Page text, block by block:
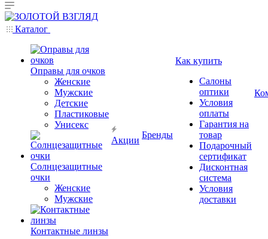
Каталог
Оправы для очков
Женские
Мужские
Детские
Пластиковые
Унисекс
Солнцезащитные
очки
Женские
Мужские
Контактные линзы
Акции
Бренды
Как купить
Салоны
оптики
Условия
оплаты
Гарантия на
товар
Подарочный
сертификат
Дисконтная
система
Условия
доставки